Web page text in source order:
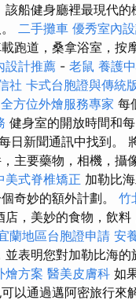
該船健身廳裡最現代的
二手攤車 優秀室內
跑道，桑拿浴室，按
設計推薦 - 老鼠 養護
社 卡式台胞證與傳統
全方位外燴服務專家 每
健身室的開放時間和
日新聞通訊中找到。
主要藥物，相機，攝
美式脊椎矯正 加勒比
奇妙的額外計劃。 竹
店，美妙的食物，飲料
蘭地區台胞證申請 安
表明您對加勒比海的
燴方案 醫美皮膚科 如
以通過邁阿密旅行來